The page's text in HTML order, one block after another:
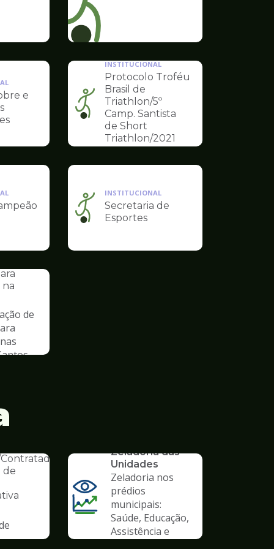
e
Ilustração
da
pagina
de
Esportes
INSTITUCIONAL
Protocolo Troféu
Brasil de
Triathlon/5º
Camp. Santista
de Short
Triathlon/2021
Ilustração
da
de
INSTITUCIONAL
Secretaria de
Esportes
na
de
de
Zeladoria das
Unidades
Zeladoria nos
prédios
municipais:
Saúde, Educação,
Assistência e